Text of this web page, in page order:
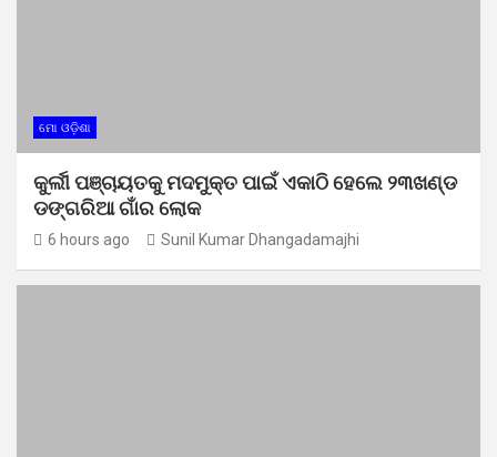
ମୋ ଓଡ଼ିଶା
କୁର୍ଲୀ ପଞ୍ଚାୟତକୁ ମଦମୁକ୍ତ ପାଇଁ ଏକାଠି ହେଲେ ୨୩ଖଣ୍ଡ
ଡଙ୍ଗରିଆ ଗାଁର ଲୋକ
6 hours ago Sunil Kumar Dhangadamajhi